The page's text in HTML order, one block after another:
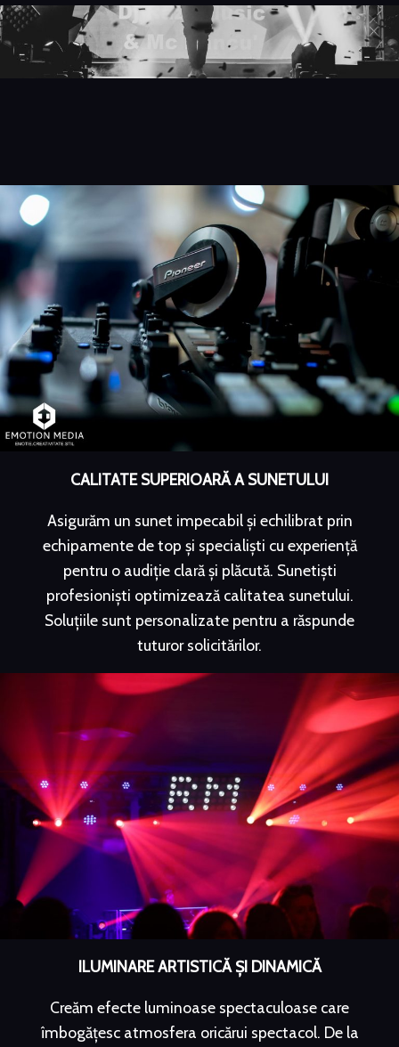
CALITATE SUPERIOARĂ A SUNETULUI
Asigurăm un sunet impecabil și echilibrat prin
echipamente de top și specialiști cu experiență
pentru o audiție clară și plăcută. Sunetiști
profesioniști optimizează calitatea sunetului.
Soluțiile sunt personalizate pentru a răspunde
tuturor solicitărilor.
ILUMINARE ARTISTICĂ ȘI DINAMICĂ
Creăm efecte luminoase spectaculoase care
îmbogățesc atmosfera oricărui spectacol. De la